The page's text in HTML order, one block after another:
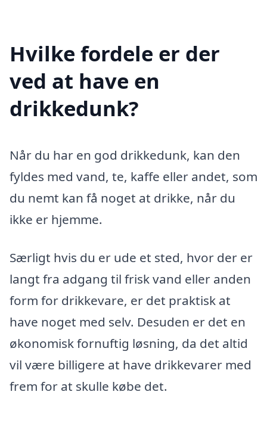
Hvilke fordele er der
ved at have en
drikkedunk?
Når du har en god drikkedunk, kan den
fyldes med vand, te, kaffe eller andet, som
du nemt kan få noget at drikke, når du
ikke er hjemme.
Særligt hvis du er ude et sted, hvor der er
langt fra adgang til frisk vand eller anden
form for drikkevare, er det praktisk at
have noget med selv. Desuden er det en
økonomisk fornuftig løsning, da det altid
vil være billigere at have drikkevarer med
frem for at skulle købe det.